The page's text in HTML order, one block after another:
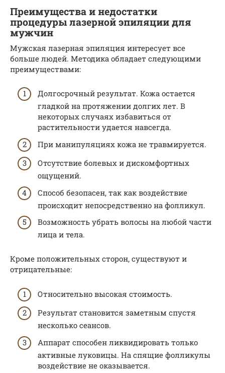
Преимущества и недостатки
процедуры лазерной эпиляции для
мужчин
Мужская лазерная эпиляция интересует все
больше людей. Методика обладает следующими
преимуществами:
Долгосрочный результат. Кожа остается
гладкой на протяжении долгих лет. В
некоторых случаях избавиться от
растительности удается навсегда.
При манипуляциях кожа не травмируется.
Отсутствие болевых и дискомфортных
ощущений.
Способ безопасен, так как воздействие
происходит непосредственно на фолликул.
Возможность убрать волосы на любой части
лица и тела.
Кроме положительных сторон, существуют и
отрицательные:
Относительно высокая стоимость.
Результат становится заметным спустя
несколько сеансов.
Аппарат способен ликвидировать только
активные луковицы. На спящие фолликулы
воздействие не оказывается.